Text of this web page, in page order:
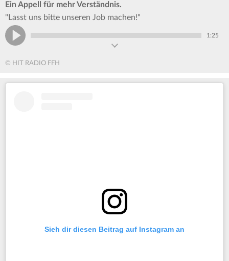
Ein Appell für mehr Verständnis.
"Lasst uns bitte unseren Job machen!"
1:25
© HIT RADIO FFH
Sieh dir diesen Beitrag auf Instagram an